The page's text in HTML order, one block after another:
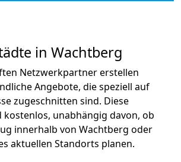
in Wachtberg
Netzwerkpartner erstellen
Angebote, die speziell auf
zugeschnitten sind. Diese
kostenlos, unabhängig davon, ob
innerhalb von Wachtberg oder
aktuellen Standorts planen.